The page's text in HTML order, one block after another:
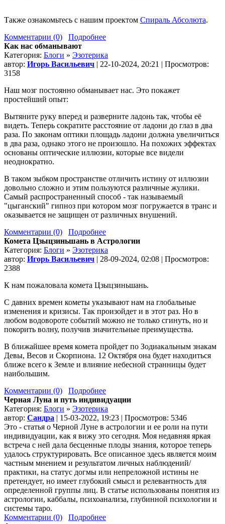
Также ознакомьтесь с нашим проектом Спираль Абсолюта.
Комментарии (0)
Подробнее
Как нас обманывают
Категория: Блоги » Эзотерика
автор: Игорь Васильевич | 22-10-2024, 20:21 | Просмотров:
3158
Наш мозг постоянно обманывает нас. Это покажет
простейший опыт:
Вытяните руку вперед и разверните ладонь так, чтобы её
видеть. Теперь сократите расстояние от ладони до глаз в два
раза. По законам оптики площадь ладони должна увеличиться
в два раза, однако этого не произошло. На похожих эффектах
основаны оптические иллюзии, которые все видели
неоднократно.
В таком зыбком пространстве отличить истину от иллюзии
довольно сложно и этим пользуются различные жулики.
Самый распространенный способ - так называемый
"цыганский" гипноз при котором мозг погружается в транс и
оказывается не защищен от различных внушений.
Комментарии (0)
Подробнее
Комета Цзыцзиньшань в Астрологии
Категория: Блоги » Эзотерика
автор: Игорь Васильевич | 28-09-2024, 02:08 | Просмотров:
2388
К нам пожаловала комета Цзыцзиньшань.
С давних времен кометы указывают нам на глобальные
изменения и кризисы. Так произойдет и в этот раз. Но в
любом водовороте событий можно не только сгинуть, но и
покорить волну, получив значительные преимущества.
В ближайшее время комета пройдет по Зодиакальным знакам
Девы, Весов и Скорпиона. 12 Октября она будет находиться
ближе всего к Земле и влияние небесной странницы будет
наибольшим.
Комментарии (0)
Подробнее
Черная Луна и путь индивидуации
Категория: Блоги » Эзотерика
автор: Сандра | 15-03-2022, 19:23 | Просмотров: 5346
Это - статья о Черной Луне в астрологии и ее роли на пути
индивидуации, как я вижу это сегодня. Моя недавняя яркая
встреча с ней дала бесценные плоды знания, которое теперь
удалось структурировать. Все описанное здесь является моим
частным мнением и результатом личных наблюдений/
практики, на статус догмы или непреложной истины не
претендует, но имеет глубокий смысл и релевантность для
определенной группы лиц. В статье использованы понятия из
астрологии, каббалы, психоанализа, глубинной психологии и
системы таро.
Комментарии (0)
Подробнее